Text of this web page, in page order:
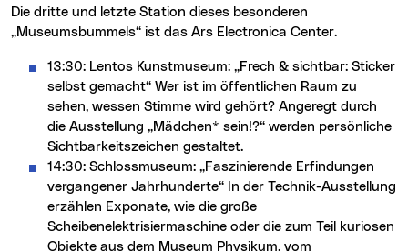
Die dritte und letzte Station dieses besonderen
„Museumsbummels“ ist das Ars Electronica Center.
13:30: Lentos Kunstmuseum: „Frech & sichtbar: Sticker
selbst gemacht“ Wer ist im öffentlichen Raum zu
sehen, wessen Stimme wird gehört? Angeregt durch
die Ausstellung „Mädchen* sein!?“ werden persönliche
Sichtbarkeitszeichen gestaltet.
14:30: Schlossmuseum: „Faszinierende Erfindungen
vergangener Jahrhunderte“ In der Technik-Ausstellung
erzählen Exponate, wie die große
Scheibenelektrisiermaschine oder die zum Teil kuriosen
Objekte aus dem Museum Physikum, vom